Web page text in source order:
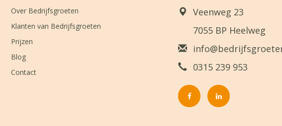
Over Bedrijfsgroeten
Klanten van Bedrijfsgroeten
Prijzen
Blog
Contact
Veenweg 23
7055 BP Heelweg
0315 239 953